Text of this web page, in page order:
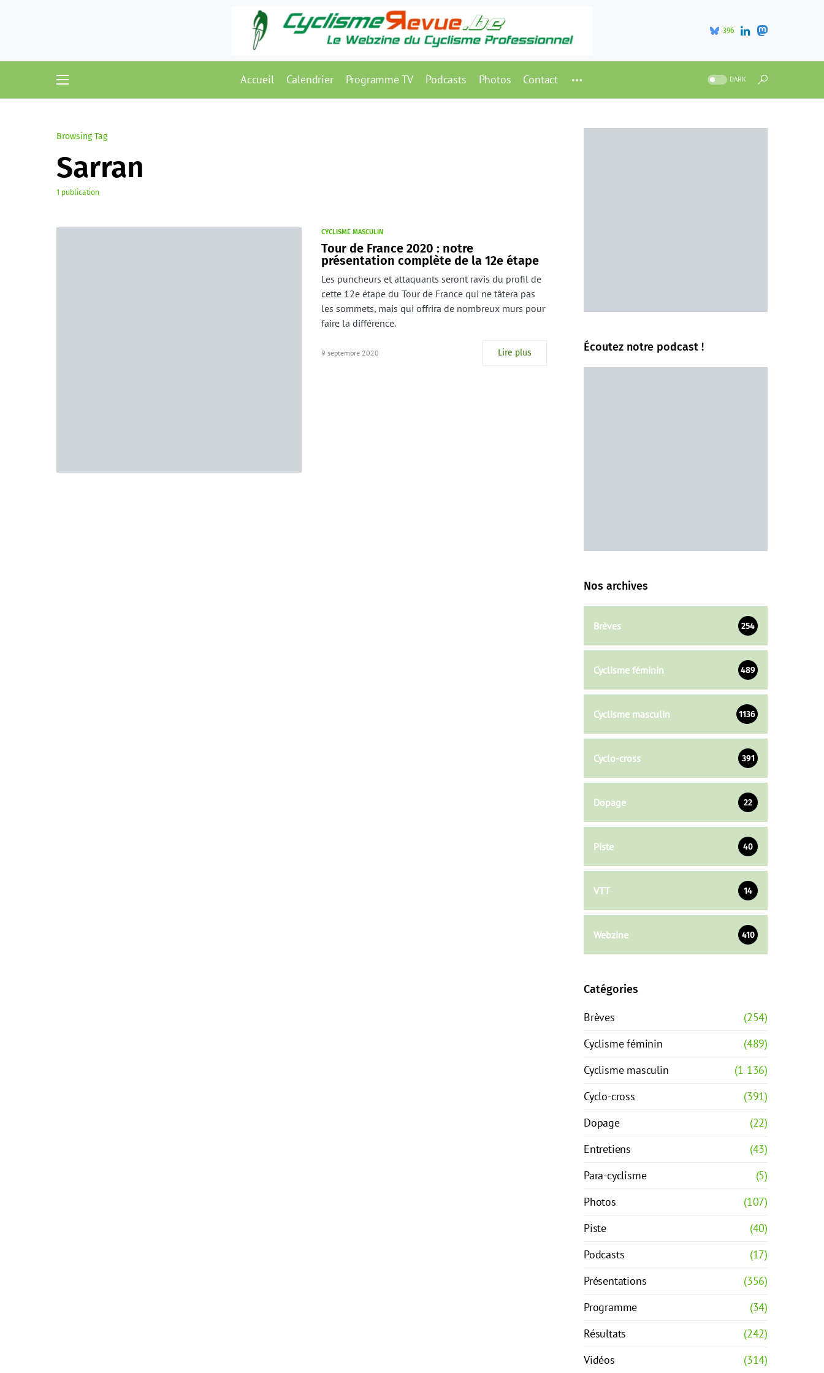
396
Accueil Calendrier Programme TV Podcasts Photos Contact DARK
Browsing Tag
Sarran
1 publication
CYCLISME MASCULIN
Tour de France 2020 : notre
présentation complète de la 12e étape
Les puncheurs et attaquants seront ravis du profil de
cette 12e étape du Tour de France qui ne tâtera pas
les sommets, mais qui offrira de nombreux murs pour
faire la différence.
9 septembre 2020 Lire plus Écoutez notre podcast !
Nos archives
Brèves 254
Cyclisme féminin 489
Cyclisme masculin 1136
Cyclo-cross 391
Dopage 22
Piste 40
VTT 14
Webzine 410
Catégories
Brèves
(254)
Cyclisme féminin
(489)
Cyclisme masculin
(1 136)
Cyclo-cross
(391)
Dopage
(22)
Entretiens
(43)
Para-cyclisme
(5)
Photos
(107)
Piste
(40)
Podcasts
(17)
Présentations
(356)
Programme
(34)
Résultats
(242)
Vidéos
(314)